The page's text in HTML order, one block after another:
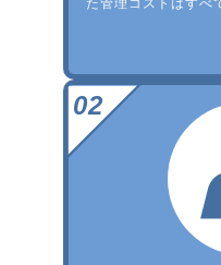
た管理コストはすべ